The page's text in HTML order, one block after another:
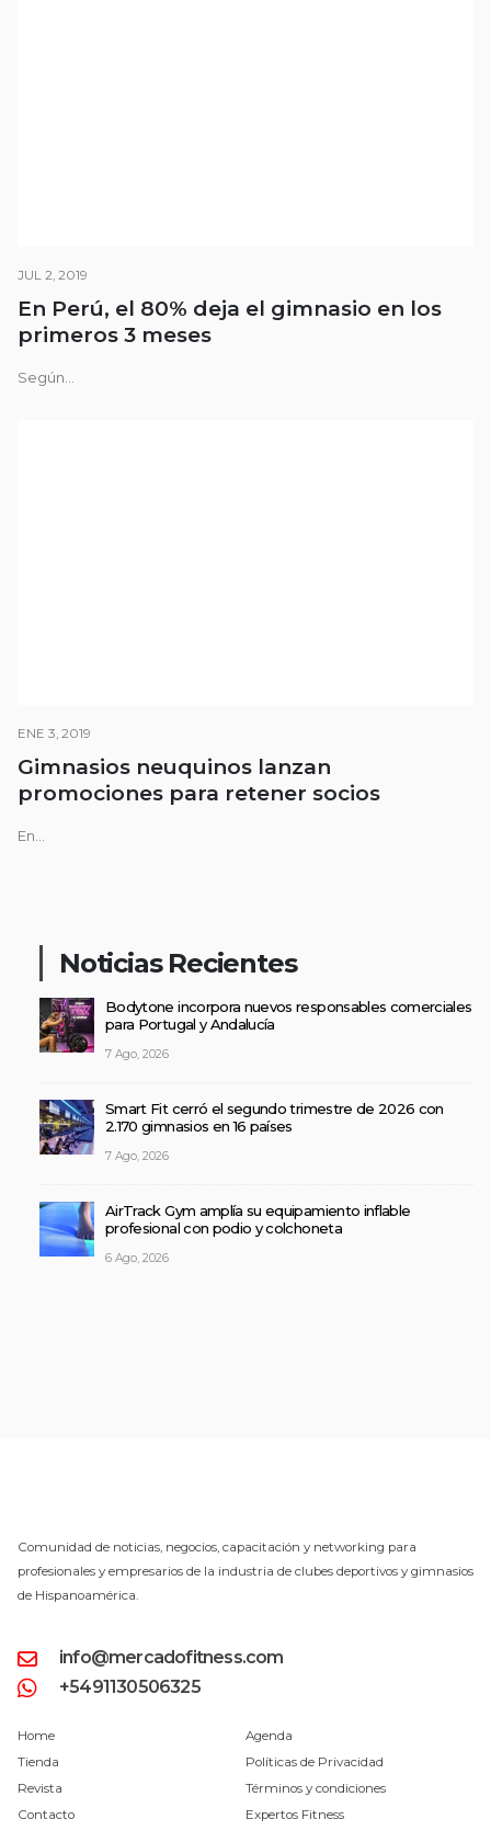
JUL 2, 2019
En Perú, el 80% deja el gimnasio en los
primeros 3 meses
Según...
ENE 3, 2019
Gimnasios neuquinos lanzan
promociones para retener socios
En...
Noticias Recientes
Bodytone incorpora nuevos responsables comerciales
para Portugal y Andalucía
7 Ago, 2026
Smart Fit cerró el segundo trimestre de 2026 con
2.170 gimnasios en 16 países
7 Ago, 2026
AirTrack Gym amplía su equipamiento inflable
profesional con podio y colchoneta
6 Ago, 2026
Comunidad de noticias, negocios, capacitación y networking para
profesionales y empresarios de la industria de clubes deportivos y gimnasios
de Hispanoamérica.
info@mercadofitness.com
+5491130506325
Home
Tienda
Revista
Contacto
Agenda
Políticas de Privacidad
Términos y condiciones
Expertos Fitness